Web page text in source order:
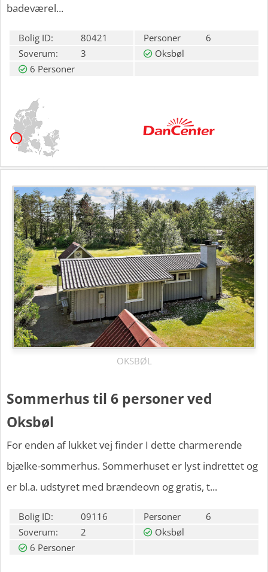
badeværel...
Bolig ID: 80421 Personer
6
Soverum:
3
Oksbøl
6 Personer
OKSBØL
Sommerhus til 6 personer ved
Oksbøl
For enden af lukket vej finder I dette charmerende
bjælke-sommerhus. Sommerhuset er lyst indrettet og
er bl.a. udstyret med brændeovn og gratis, t...
Bolig ID: 09116 Personer
6
Soverum:
2
Oksbøl
6 Personer